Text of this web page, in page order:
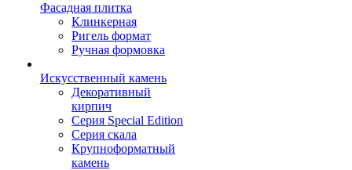
Фасадная плитка
Клинкерная
Ригель формат
Ручная формовка
Искусственный камень
Декоративный
кирпич
Серия Special Edition
Серия скала
Крупноформатный
камень